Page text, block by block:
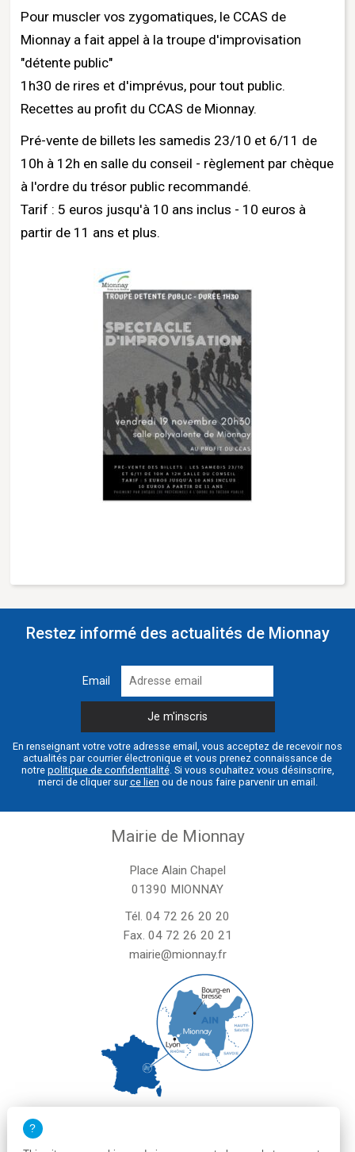
Pour muscler vos zygomatiques, le CCAS de
Mionnay a fait appel à la troupe d'improvisation
"détente public"
1h30 de rires et d'imprévus, pour tout public.
Recettes au profit du CCAS de Mionnay.
Pré-vente de billets les samedis 23/10 et 6/11 de
10h à 12h en salle du conseil - règlement par chèque
à l'ordre du trésor public recommandé.
Tarif : 5 euros jusqu'à 10 ans inclus - 10 euros à
partir de 11 ans et plus.
Restez informé des actualités de Mionnay
Email
En renseignant votre votre adresse email, vous acceptez de recevoir nos
actualités par courrier électronique et vous prenez connaissance de
notre politique de confidentialité. Si vous souhaitez vous désinscrire,
merci de cliquer surce lien ou de nous faire parvenir un email.
Mairie de Mionnay
Place Alain Chapel
01390 MIONNAY
Tél. 04 72 26 20 20
Fax. 04 72 26 20 21
mairie@mionnay.fr